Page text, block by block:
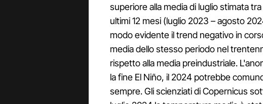
superiore alla media di luglio stimata
ultimi 12 mesi (luglio 2023 – agosto
modo evidente il trend negativo in
media dello stesso periodo nel
rispetto alla media preindustriale.
la fine El Niño, il 2024 potrebbe
sempre. Gli scienziati di Copernicus